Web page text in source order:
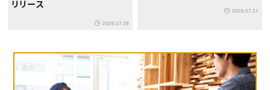
リリース
2026.07.29
2026.07.31